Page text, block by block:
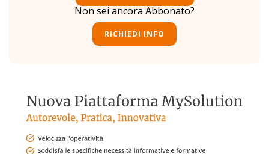
Non sei ancora Abbonato?
RICHIEDI INFO